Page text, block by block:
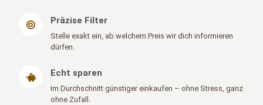
Präzise Filter
Stelle exakt ein, ab welchem Preis wir dich informieren
dürfen.
Echt sparen
Im Durchschnitt günstiger einkaufen – ohne Stress, ganz
ohne Zufall.